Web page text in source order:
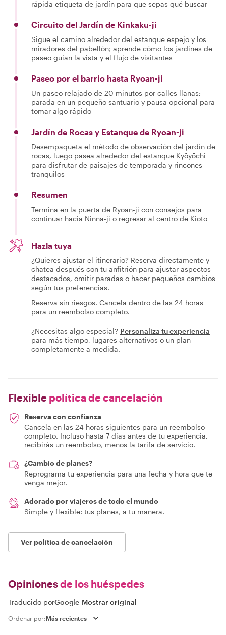
rápida etiqueta de jardín para que sepas qué buscar
Circuito del Jardín de Kinkaku-ji
Sigue el camino alrededor del estanque espejo y los
miradores del pabellón; aprende cómo los jardines de
paseo guían la vista y el flujo de visitantes
Paseo por el barrio hasta Ryoan-ji
Un paseo relajado de 20 minutos por calles llanas;
parada en un pequeño santuario y pausa opcional para
tomar algo rápido
Jardín de Rocas y Estanque de Ryoan-ji
Desempaqueta el método de observación del jardín de
rocas, luego pasea alrededor del estanque Kyōyōchi
para disfrutar de paisajes de temporada y rincones
tranquilos
Resumen
Termina en la puerta de Ryoan-ji con consejos para
continuar hacia Ninna-ji o regresar al centro de Kioto
Hazla tuya
¿Quieres ajustar el itinerario? Reserva directamente y
chatea después con tu anfitrión para ajustar aspectos
destacados, omitir paradas o hacer pequeños cambios
según tus preferencias.
Reserva sin riesgos. Cancela dentro de las 24 horas
para un reembolso completo.
¿Necesitas algo especial? Personaliza tu experiencia
para más tiempo, lugares alternativos o un plan
completamente a medida.
Flexible política de cancelación
Reserva con confianza
Cancela en las 24 horas siguientes para un reembolso
completo. Incluso hasta 7 días antes de tu experiencia,
recibirás un reembolso, menos la tarifa de servicio.
¿Cambio de planes?
Reprograma tu experiencia para una fecha y hora que te
venga mejor.
Adorado por viajeros de todo el mundo
Simple y flexible: tus planes, a tu manera.
Ver política de cancelación
Opinionesde los huéspedes
Traducido porGoogle-Mostrar original
Ordenar por: